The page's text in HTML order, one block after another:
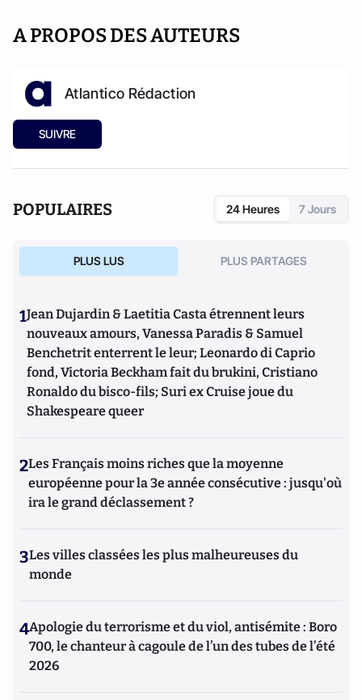
A PROPOS DES AUTEURS
Atlantico Rédaction
SUIVRE
POPULAIRES 24 Heures 7 Jours
PLUS LUS PLUS PARTAGES
1Jean Dujardin & Laetitia Casta étrennent leurs
nouveaux amours, Vanessa Paradis & Samuel
Benchetrit enterrent le leur; Leonardo di Caprio
fond, Victoria Beckham fait du brukini, Cristiano
Ronaldo du bisco-fils; Suri ex Cruise joue du
Shakespeare queer
2Les Français moins riches que la moyenne
européenne pour la 3e année consécutive : jusqu'où
ira le grand déclassement ?
3Les villes classées les plus malheureuses du
monde
4Apologie du terrorisme et du viol, antisémite : Boro
700, le chanteur à cagoule de l’un des tubes de l’été
2026